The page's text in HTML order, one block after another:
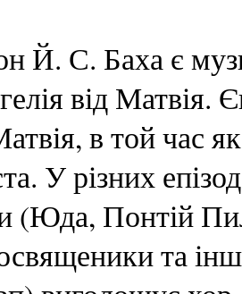
Й. С. Баха є
від Матвія.
в той час
У різних
(Юда, Понтій
та